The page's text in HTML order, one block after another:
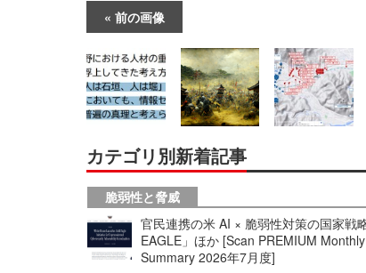
前の画像
カテゴリ別新着記事
脆弱性と脅威
官民連携の米 AI × 脆弱性対策の国家戦
EAGLE」ほか [Scan PREMIUM
Summary 2026年7月度]